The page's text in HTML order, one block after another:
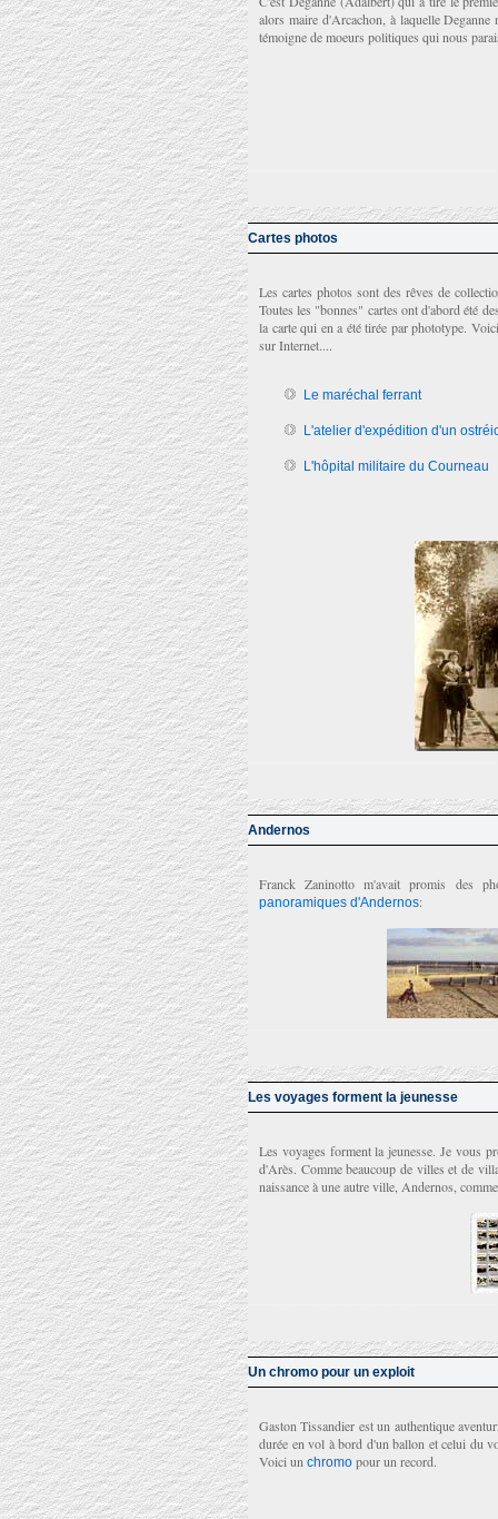
alors maire d'Arcachon, à laquelle Deganne
témoigne de moeurs politiques qui nous
Cartes photos
Les cartes photos sont des rêves de
Toutes les "bonnes" cartes ont d'abord été
la carte qui en a été tirée par phototype.
sur Internet....
Le maréchal ferrant
L'atelier d'expédition d'un
L'hôpital militaire du Courneau
Andernos
Franck Zaninotto m'avait promis des
panoramiques d'Andernos:
Les voyages forment la jeunesse
Les voyages forment la jeunesse. Je vous
d'Arès. Comme beaucoup de villes et de
naissance à une autre ville, Andernos,
Un chromo pour un exploit
Gaston Tissandier est un authentique
durée en vol à bord d'un ballon et celui du
Voici un chromo pour un record.